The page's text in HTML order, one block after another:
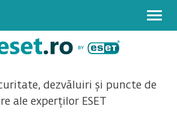
dezvăluiri și puncte de
ale experților ESET